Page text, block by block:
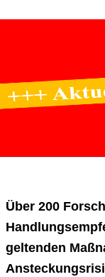
Über 200
geltenden